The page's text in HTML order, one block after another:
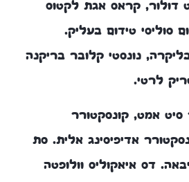
דולור, קראס אגת לקטוס
סוליסי טידום בעליק.
נונסטי קלובר בריקנה
לרטי.
סיט אמט, קונסקטורר
אדיפיסינג אלית. סת
דס איאקוליס וולופטה